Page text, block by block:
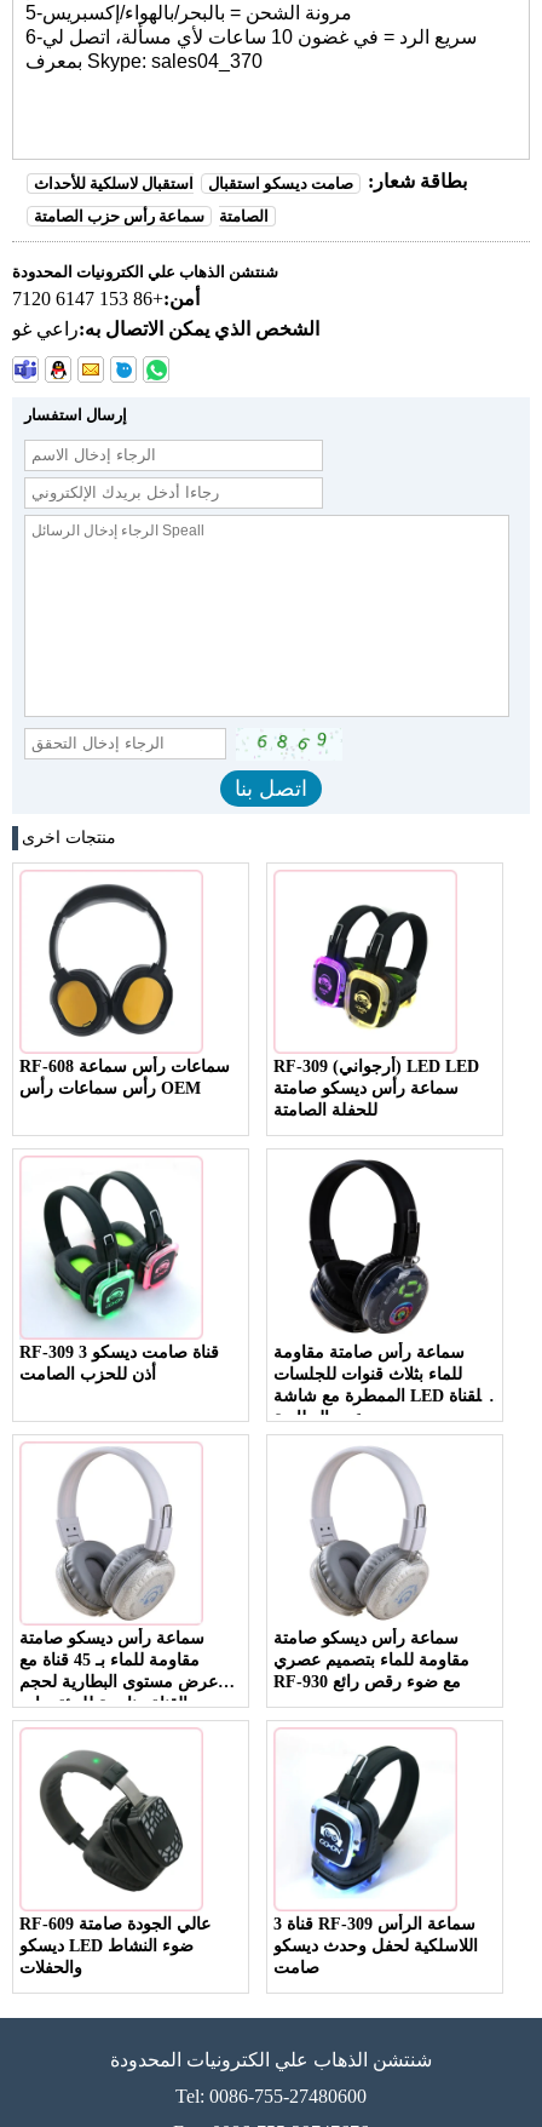
5-مرونة الشحن = بالبحر/بالهواء/إكسبريس
6-سريع الرد = في غضون 10 ساعات لأي مسألة، اتصل لي
بمعرف Skype: sales04_370
بطاقة شعار: صامت ديسكو استقبال
استقبال لاسلكية للأحداث
الصامتة
سماعة رأس حزب الصامتة
شنتشن الذهاب علي الكترونيات المحدودة
أمن:+86 153 6147 7120
الشخص الذي يمكن الاتصال به:راعي غو
إرسال استفسار
منتجات اخرى
RF-608 سماعات رأس سماعة
رأس سماعات رأس OEM
RF-309 (أرجواني) LED LED
سماعة رأس ديسكو صامتة
للحفلة الصامتة
RF-309 3 قناة صامت ديسكو
أذن للحزب الصامت
سماعة رأس صامتة مقاومة
للماء بثلاث قنوات للجلسات
الممطرة مع شاشة LED للقناة
وعمر البطارية
سماعة رأس ديسكو صامتة
مقاومة للماء بـ 45 قناة مع
عرض مستوى البطارية لحجم
القناة مناسبة للمؤتمرات
الصامتة والاجتماعات RF-930
سماعة رأس ديسكو صامتة
مقاومة للماء بتصميم عصري
RF-930 مع ضوء رقص رائع
RF-609 عالي الجودة صامتة
ديسكو LED ضوء النشاط
والحفلات
3 قناة RF-309 سماعة الرأس
اللاسلكية لحفل وحدث ديسكو
صامت
شنتشن الذهاب علي الكترونيات المحدودة
Tel: 0086-755-27480600